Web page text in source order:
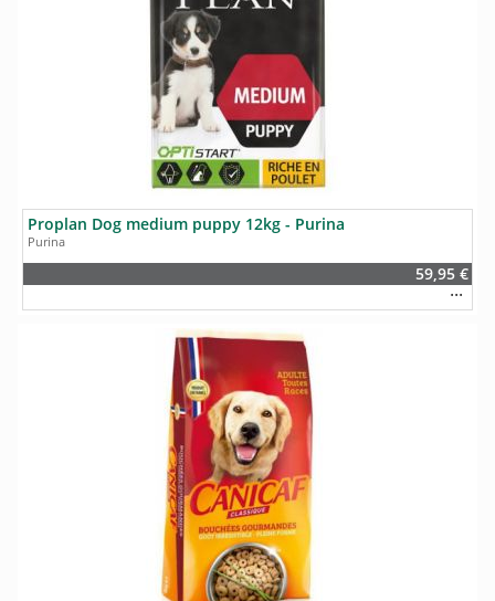
Proplan Dog medium puppy 12kg - Purina
Purina
59,95 €